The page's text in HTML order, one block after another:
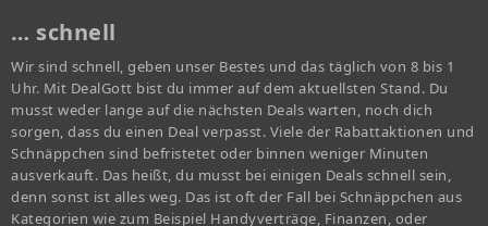
… schnell
Wir sind schnell, geben unser Bestes und das täglich von 8 bis 1
Uhr. Mit DealGott bist du immer auf dem aktuellsten Stand. Du
musst weder lange auf die nächsten Deals warten, noch dich
sorgen, dass du einen Deal verpasst. Viele der Rabattaktionen und
Schnäppchen sind befristetet oder binnen weniger Minuten
ausverkauft. Das heißt, du musst bei einigen Deals schnell sein,
denn sonst ist alles weg. Das ist oft der Fall bei Schnäppchen aus
Kategorien wie zum Beispiel Handyverträge, Finanzen, oder